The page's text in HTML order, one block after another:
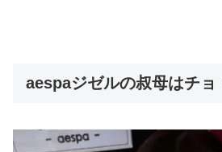
aespaジゼルの叔母はチョ